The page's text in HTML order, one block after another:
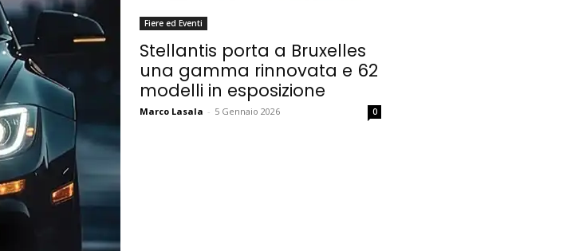
Fiere ed Eventi
Stellantis porta a Bruxelles
una gamma rinnovata e 62
modelli in esposizione
Marco Lasala - 5 Gennaio 2026 0